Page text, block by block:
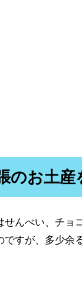
のお土
せんべい、チョ
ですが、多少余